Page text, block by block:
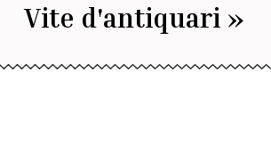
Vite d'antiquari »